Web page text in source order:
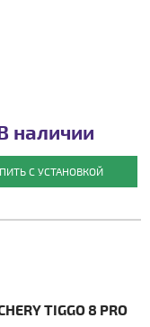
наличии
С УСТАНОВКОЙ
TIGGO 8 PRO